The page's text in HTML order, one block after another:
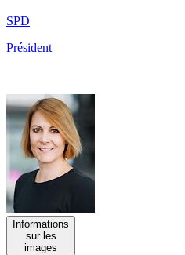
SPD
Président
Informations
sur les
images